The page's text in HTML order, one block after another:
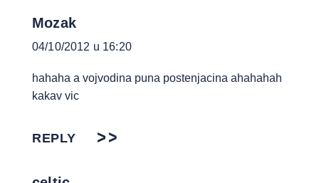
Mozak
04/10/2012 u 16:20
hahaha a vojvodina puna postenjacina ahahahah
kakav vic
REPLY